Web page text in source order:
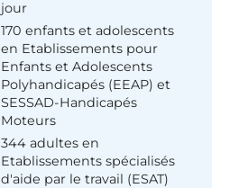
jour
170 enfants et adolescents
en Etablissements pour
Enfants et Adolescents
Polyhandicapés (EEAP) et
SESSAD-Handicapés
Moteurs
344 adultes en
Etablissements spécialisés
d'aide par le travail (ESAT)